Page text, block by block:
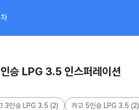
승 LPG 3.5 인스퍼레이션
3인승 LPG 3.5 (2) 카고 5인승 LPG 3.5 (2)